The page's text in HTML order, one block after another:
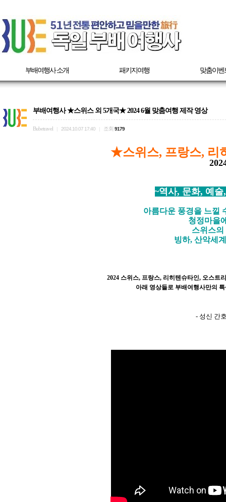
부배여행사 소개 패키지여행 맞춤이벤
부배여행사 ★스위스 외 5개국★ 2024 6월 맞춤여행 제작 영상
Bubetravel 2024.10.07 17:40 조회 9179
★스위스, 프랑스,
~역사, 문화, 예
아름다운 풍경을 느낄
청정마을
스위스
빙하, 산악세
2024 스위스, 프랑스, 리히텐슈타인, 오스트
아래 영상들로 부배여행사만의
- 성신 간